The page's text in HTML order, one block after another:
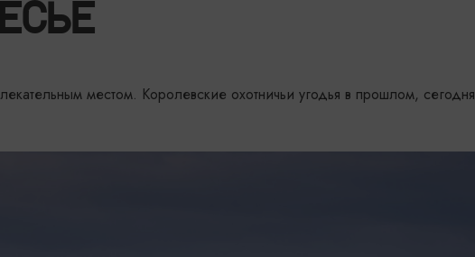
местом. Королевские охотничьи угодья в прошлом, сегодня